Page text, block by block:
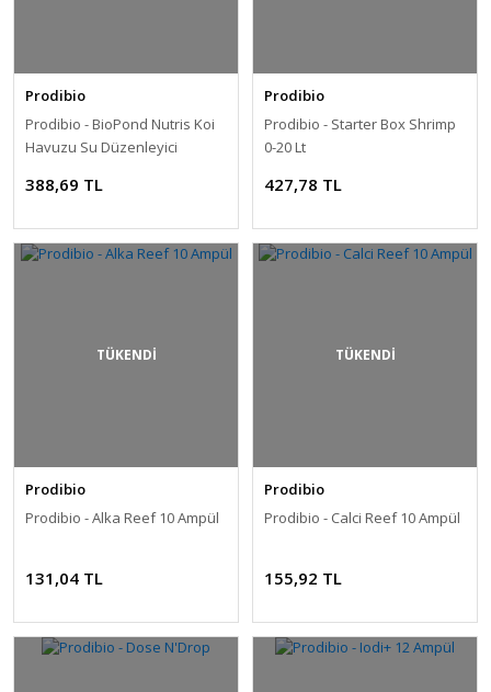
Prodibio
Prodibio - BioPond Nutris Koi
Havuzu Su Düzenleyici
388,69 TL
Prodibio
Prodibio - Starter Box Shrimp
0-20 Lt
427,78 TL
TÜKENDİ
Prodibio
Prodibio - Alka Reef 10 Ampül
131,04 TL
TÜKENDİ
Prodibio
Prodibio - Calci Reef 10 Ampül
155,92 TL